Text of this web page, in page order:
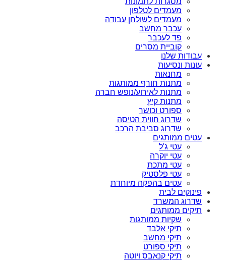
מעמדים לטלפון
מעמדים לשולחן עבודה
עכבר מחשב
פד לעכבר
קוביית מסרים
עבודות שלנו
עונות ונסיעות
מחנאות
מתנות חורף ממותגות
מתנות לאירוע/נופש חברה
מתנות קיץ
ספורט וכושר
שדרוג חווית הטיסה
שדרוג סביבת הרכב
עטים ממותגים
עטי ג'ל
עטי יוקרה
עטי מתכת
עטי פלסטיק
עטים בהפקה מיוחדת
פינוקים לבית
שדרוג המשרד
תיקים ממותגים
שקיות ממותגות
תיקי אלבד
תיקי מחשב
תיקי ספורט
תיקי קנאבס ויוטה